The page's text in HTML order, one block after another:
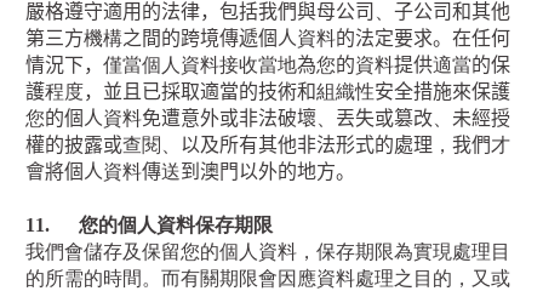
嚴格遵守適用的法律，包括我們與母公司
、子公司和其他
第三方機構之間的跨境傳遞個人資料的法定要求。在任何
情況下，僅當個人資料接收當地為您的資料提供適當的保
護程度，並且已採取適當的技術和組織性安全措施來保護
您的個人資料免遭意外或非法破壞 丟失或篡改
未經授
權的披露或查閱、 以及所有其他非法形式的處理 ，我們才
會將個人資料傳送到澳門以外的地方。
11.
您的個人資料保存期限
我們會儲存及保留您的個人資料，保存期限為實現處理目
的所需的時間。而有關期限會因應資料處理之目的，又或